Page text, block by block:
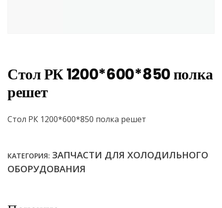
Стол РК 1200*600*850 полка
решет
Стол РК 1200*600*850 полка решет
КАТЕГОРИЯ: ЗАПЧАСТИ ДЛЯ ХОЛОДИЛЬНОГО
ОБОРУДОВАНИЯ